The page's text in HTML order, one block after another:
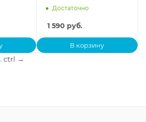
704Достаточно
1 590 руб.
В корзину
ctrl →